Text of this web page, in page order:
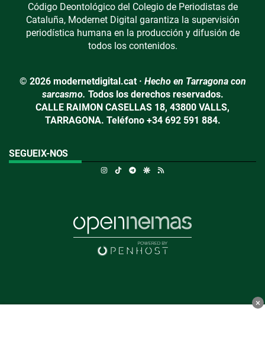
Código Deontológico del Colegio de Periodistas de
Cataluña, Modernet Digital garantiza la supervisión
periodística humana en la producción y difusión de
todos los contenidos.
© 2026 modernetdigital.cat · Hecho en Tarragona con
sarcasmo. Todos los derechos reservados.
CALLE RAIMON CASELLAS 18, 43800 VALLS,
TARRAGONA. Teléfono +34 692 591 884.
SEGUEIX-NOS
Instagram
TikTokTelegramGoogle Discover
×